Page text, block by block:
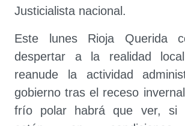
Justicialista nacional.
Este lunes Rioja Querida
despertar a la realidad
reanude la actividad
gobierno tras el receso
frío polar habrá que ver, si